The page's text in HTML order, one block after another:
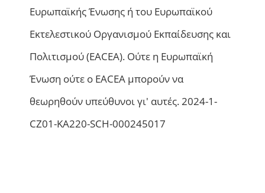
Ευρωπαϊκής Ένωσης ή του Ευρωπαϊκού
Εκτελεστικού Οργανισμού Εκπαίδευσης και
Πολιτισμού (EACEA). Ούτε η Ευρωπαϊκή
Ένωση ούτε ο EACEA μπορούν να
θεωρηθούν υπεύθυνοι γι' αυτές. 2024-1-
CZ01-KA220-SCH-000245017